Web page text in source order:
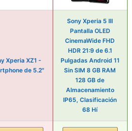
Xperia XZ1 -
de 5.2"
Sony Xperia 5 III
Pantalla OLED
CinemaWide FHD
HDR 21:9 de 6.1
Pulgadas Android 11
Sin SIM 8 GB RAM
128 GB de
Almacenamiento
IP65, Clasificación
68 Hí